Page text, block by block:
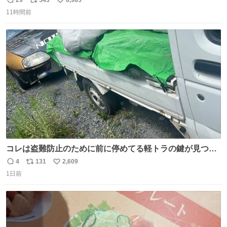
返
信
リ
ポ
ト
数
い
数
11時間前
コレは盗難防止のために前に停めてる軽トラの鍵が見つか
らなくて 持ち主すら動かすことができない鉄壁のスープラ
返
信
4
リ
ト
数
131
い
2,609
1日前